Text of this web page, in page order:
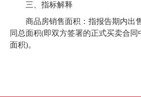
三、指标解释
商品房销售面积：指报告期内出
同总面积(即双方签署的正式买卖合同
面积)。